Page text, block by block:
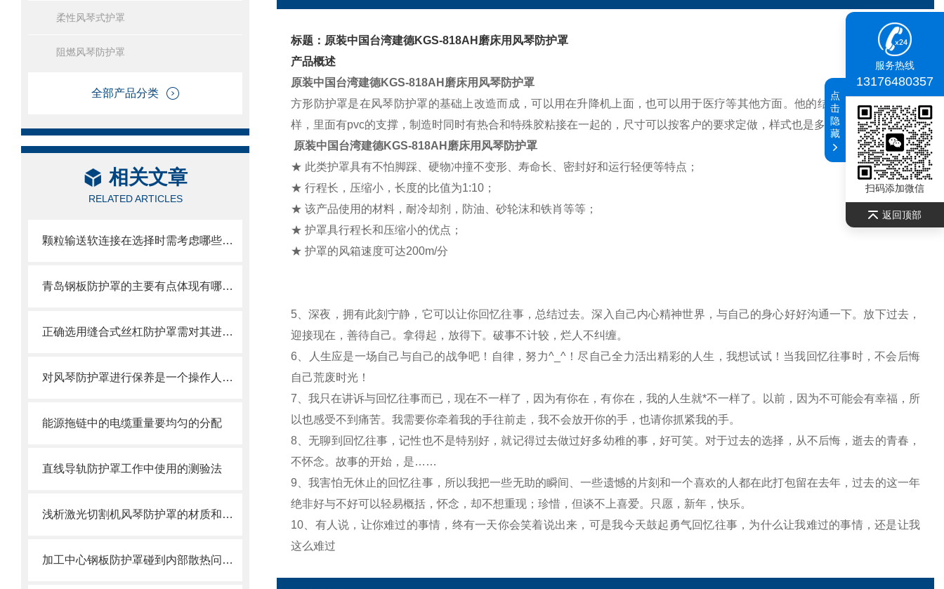
柔性风琴式护罩
阻燃风琴防护罩
全部产品分类
相关文章
RELATED ARTICLES
颗粒输送软连接在选择时需考虑哪些因素？
青岛钢板防护罩的主要有点体现有哪些方面？
正确选用缝合式丝杠防护罩需对其进行风险评估
对风琴防护罩进行保养是一个操作人员必须具备的技能
能源拖链中的电缆重量要均匀的分配
直线导轨防护罩工作中使用的测验法
浅析激光切割机风琴防护罩的材质和结构
加工中心钢板防护罩碰到内部散热问题改怎么办？这篇文章告诉你
标题：原装中国台湾建德KGS-818AH磨床用风琴防护罩
产品概述
原装中国台湾建德KGS-818AH磨床用风琴防护罩
方形防护罩是在风琴防护罩的基础上改造而成，可以用在升降机上面，也可以用于医疗等其他方面。他的结构和风琴防护罩一
样，里面有pvc的支撑，制造时同时有热合和特殊胶粘接在一起的，尺寸可以按客户的要求定做，样式也是多种多样的。
原装中国台湾建德KGS-818AH磨床用风琴防护罩
★ 此类护罩具有不怕脚踩、硬物冲撞不变形、寿命长、密封好和运行轻便等特点；
★ 行程长，压缩小，长度的比值为1:10；
★ 该产品使用的材料，耐冷却剂，防油、砂轮沫和铁肖等等；
★ 护罩具行程长和压缩小的优点；
★ 护罩的风箱速度可达200m/分
5、深夜，拥有此刻宁静，它可以让你回忆往事，总结过去。深入自己内心精神世界，与自己的身心好好沟通一下。放下过去，
迎接现在，善待自己。拿得起，放得下。破事不计较，烂人不纠缠。
6、人生应是一场自己与自己的战争吧！自律，努力^_^！尽自己全力活出精彩的人生，我想试试！当我回忆往事时，不会后悔
自己荒废时光！
7、我只在讲诉与回忆往事而已，现在不一样了，因为有你在，有你在，我的人生就*不一样了。以前，因为不可能会有幸福，所
以也感受不到痛苦。我需要你牵着我的手往前走，我不会放开你的手，也请你抓紧我的手。
8、无聊到回忆往事，记性也不是特别好，就记得过去做过好多幼稚的事，好可笑。对于过去的选择，从不后悔，逝去的青春，
不怀念。故事的开始，是……
9、我害怕无休止的回忆往事，所以我把一些无助的瞬间、一些遗憾的片刻和一个喜欢的人都在此打包留在去年，过去的这一年
绝非好与不好可以轻易概括，怀念，却不想重现；珍惜，但谈不上喜爱。只愿，新年，快乐。
10、有人说，让你难过的事情，终有一天你会笑着说出来，可是我今天鼓起勇气回忆往事，为什么让我难过的事情，还是让我
这么难过
服务热线
13176480357
扫码添加微信
返回顶部
点
击
隐
藏